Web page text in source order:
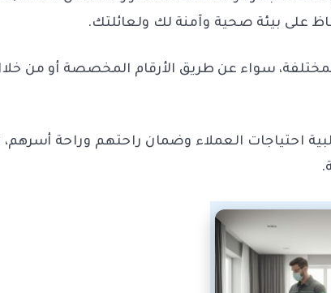
على بيئة صحية وآمنة لك ولعائلتك.
سواء عن طريق الأرقام المخصصة أو من خلال
احتياجات العملاء وضمان راحتهم وراحة